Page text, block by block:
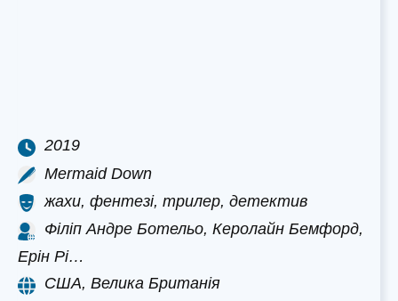
2019
Mermaid Down
жахи, фентезі, трилер, детектив
Філіп Андре Ботельо, Керолайн Бемфорд,
Ерін Рі…
США, Велика Британія